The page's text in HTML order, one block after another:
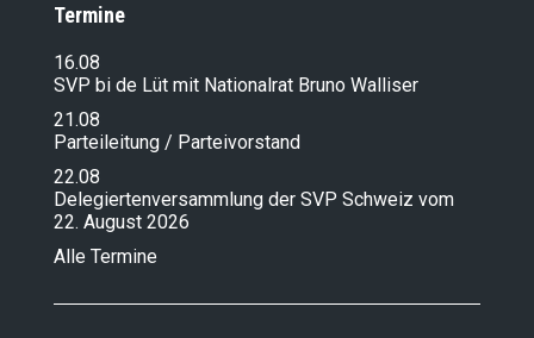
Termine
16.08
SVP bi de Lüt mit Nationalrat Bruno Walliser
21.08
Parteileitung / Parteivorstand
22.08
Delegiertenversammlung der SVP Schweiz vom
22. August 2026
Alle Termine